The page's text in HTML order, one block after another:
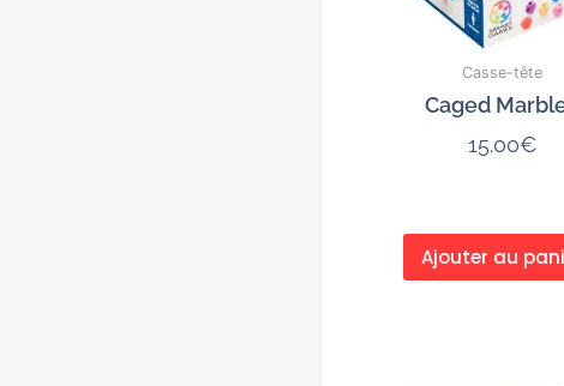
Casse-tête
Caged
15.00€
Ajouter au